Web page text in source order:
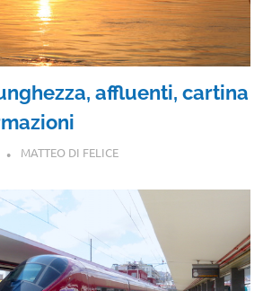
affluenti, cartina
MATTEO DI FELICE